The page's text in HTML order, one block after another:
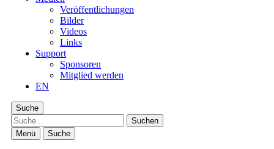
Veröffentlichungen
Bilder
Videos
Links
Support
Sponsoren
Mitglied werden
EN
Suche
Suche
Menü Suche